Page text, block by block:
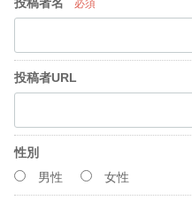
必須
投稿者URL
性別
男性
女性